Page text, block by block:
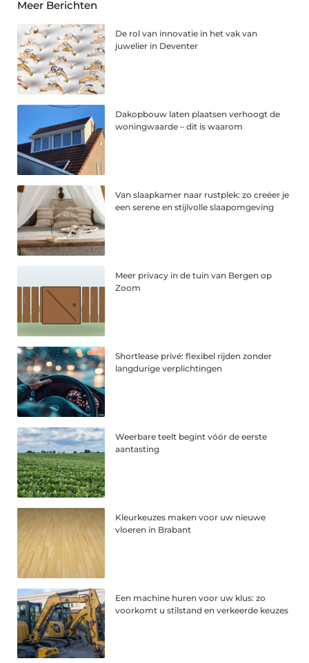
Meer Berichten
De rol van innovatie in het vak van
juwelier in Deventer
Dakopbouw laten plaatsen verhoogt de
woningwaarde – dit is waarom
Van slaapkamer naar rustplek: zo creëer je
een serene en stijlvolle slaapomgeving
Meer privacy in de tuin van Bergen op
Zoom
Shortlease privé: flexibel rijden zonder
langdurige verplichtingen
Weerbare teelt begint vóór de eerste
aantasting
Kleurkeuzes maken voor uw nieuwe
vloeren in Brabant
Een machine huren voor uw klus: zo
voorkomt u stilstand en verkeerde keuzes